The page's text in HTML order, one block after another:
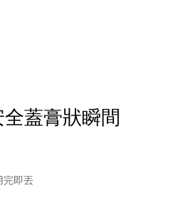
蓋膏狀瞬間
即丟